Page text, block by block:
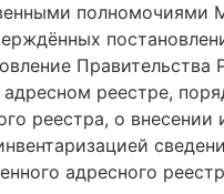
полномочиями
реестре,
реестра, о
адресного